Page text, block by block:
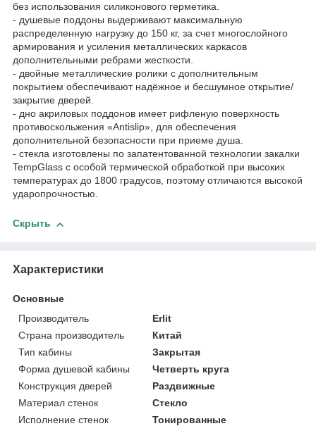
без использования силиконового герметика.
- душевые поддоны выдерживают максимальную
распределенную нагрузку до 150 кг, за счет многослойного
армирования и усиления металлических каркасов
дополнительными ребрами жесткости.
- двойные металлические ролики с дополнительным
покрытием обеспечивают надёжное и бесшумное открытие/
закрытие дверей.
- дно акриловых поддонов имеет рифленую поверхность
противоскольжения «Antislip», для обеспечения
дополнительной безопасности при приеме душа.
- стекла изготовлены по запатентованной технологии закалки
TempGlass с особой термической обработкой при высоких
температурах до 1800 градусов, поэтому отличаются высокой
ударопрочностью.
Скрыть
Характеристики
Основные
Производитель
Erlit
Страна производитель
Китай
Тип кабины
Закрытая
Форма душевой кабины
Четверть круга
Конструкция дверей
Раздвижные
Материал стенок
Стекло
Исполнение стенок
Тонированные